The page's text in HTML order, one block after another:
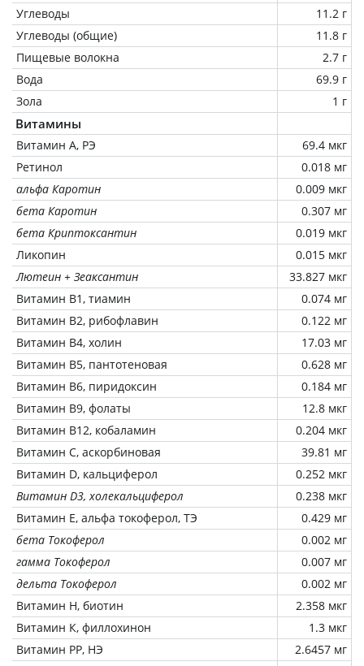
Углеводы
11.2 г
Углеводы (общие)
11.8 г
Пищевые волокна
2.7 г
Вода
69.9 г
Зола
1 г
Витамины
Витамин А, РЭ
69.4 мкг
Ретинол
0.018 мг
альфа Каротин
0.009 мкг
бета Каротин
0.307 мг
бета Криптоксантин
0.019 мкг
Ликопин
0.015 мкг
Лютеин + Зеаксантин
33.827 мкг
Витамин В1, тиамин
0.074 мг
Витамин В2, рибофлавин
0.122 мг
Витамин В4, холин
17.03 мг
Витамин В5, пантотеновая
0.628 мг
Витамин В6, пиридоксин
0.184 мг
Витамин В9, фолаты
12.8 мкг
Витамин В12, кобаламин
0.204 мкг
Витамин C, аскорбиновая
39.81 мг
Витамин D, кальциферол
0.252 мкг
Витамин D3, холекальциферол
0.238 мкг
Витамин Е, альфа токоферол, ТЭ
0.429 мг
бета Токоферол
0.002 мг
гамма Токоферол
0.007 мг
дельта Токоферол
0.002 мг
Витамин Н, биотин
2.358 мкг
Витамин К, филлохинон
1.3 мкг
Витамин РР, НЭ
2.6457 мг